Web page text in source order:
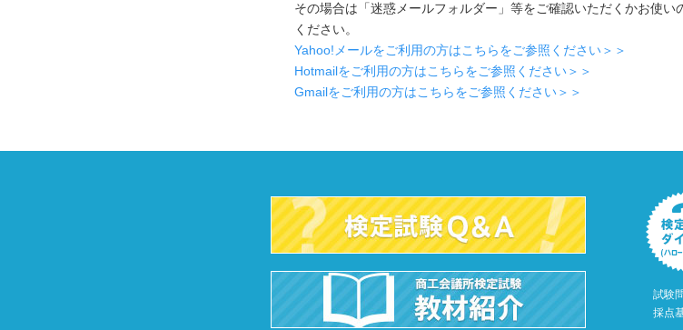
その場合は「迷惑メールフォルダー」等をご確認いただくかお使
ください。
Yahoo!メールをご利用の方はこちらをご参照ください＞＞
Hotmailをご利用の方はこちらをご参照ください＞＞
Gmailをご利用の方はこちらをご参照ください＞＞
試験
採点